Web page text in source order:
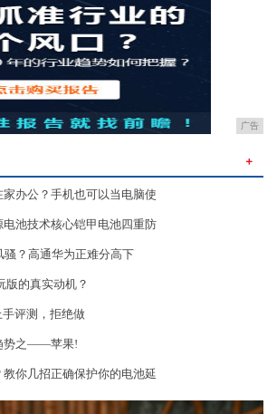
广告
＋
办公？手机也可以当电脑使
池技术核心铠甲电池四重防
骚？高通华为正难分高下
版的真实动机？
评测，拒绝做
势之——苹果!
你几招正确保护你的电池延